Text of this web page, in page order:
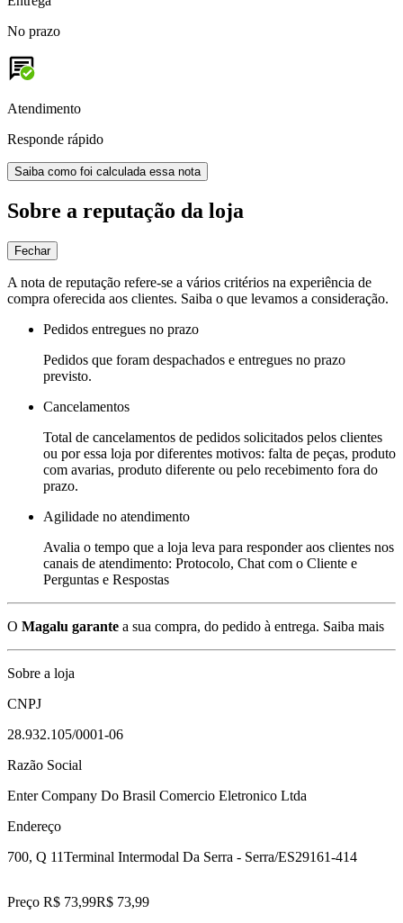
No prazo
Atendimento
Responde rápido
Saiba como foi calculada essa nota
Sobre a reputação da loja
Fechar
A nota de reputação refere-se a vários critérios na experiência de
compra oferecida aos clientes. Saiba o que levamos a consideração.
Pedidos entregues no prazo
Pedidos que foram despachados e entregues no prazo
previsto.
Cancelamentos
Total de cancelamentos de pedidos solicitados pelos clientes
ou por essa loja por diferentes motivos: falta de peças, produto
com avarias, produto diferente ou pelo recebimento fora do
prazo.
Agilidade no atendimento
Avalia o tempo que a loja leva para responder aos clientes nos
canais de atendimento: Protocolo, Chat com o Cliente e
Perguntas e Respostas
O Magalu garante a sua compra, do pedido à entrega. Saiba mais
Sobre a loja
CNPJ
28.932.105/0001-06
Razão Social
Enter Company Do Brasil Comercio Eletronico Ltda
Endereço
700, Q 11Terminal Intermodal Da Serra - Serra/ES29161-414
Preço R$ 73,99R$ 73,99